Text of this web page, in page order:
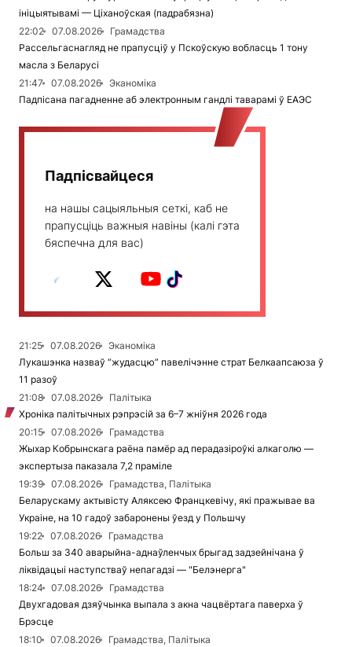
ініцыятывамі — Ціханоўская (падрабязна)
22:02
07.08.2026
Грамадства
Рассельгаснагляд не прапусціў у Пскоўскую вобласць 1 тону
масла з Беларусі
21:47
07.08.2026
Эканоміка
Падпісана пагадненне аб электронным гандлі таварамі ў ЕАЭС
Падпісвайцеся
на нашы сацыяльныя сеткі, каб не
прапусціць важныя навіны (калі гэта
бяспечна для вас)
21:25 07.08.2026
Эканоміка
Лукашэнка назваў “жудасцю” павелічэнне страт Белкаапсаюза ў
11 разоў
21:08
07.08.2026
Палітыка
Хроніка палітычных рэпрэсій за 6–7 жніўня 2026 года
20:15
07.08.2026
Грамадства
Жыхар Кобрынскага раёна памёр ад перадазіроўкі алкаголю —
экспертыза паказала 7,2 праміле
19:39
07.08.2026
Грамадства, Палітыка
Беларускаму актывісту Аляксею Францкевічу, які пражывае ва
Украіне, на 10 гадоў забаронены ўезд у Польшчу
19:22
07.08.2026
Грамадства
Больш за 340 аварыйна-аднаўленчых брыгад задзейнічана ў
ліквідацыі наступстваў непагадзі — "Белэнерга"
18:24
07.08.2026
Грамадства
Двухгадовая дзяўчынка выпала з акна чацвёртага паверха ў
Брэсце
18:10
07.08.2026
Грамадства, Палітыка